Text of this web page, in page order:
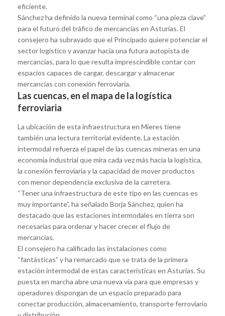
eficiente.
Sánchez ha definido la nueva terminal como “una pieza clave”
para el futuro del tráfico de mercancías en Asturias. El
consejero ha subrayado que el Principado quiere potenciar el
sector logístico y avanzar hacia una futura autopista de
mercancías, para lo que resulta imprescindible contar con
espacios capaces de cargar, descargar y almacenar
mercancías con conexión ferroviaria.
Las cuencas, en el mapa de la logística
ferroviaria
La ubicación de esta infraestructura en Mieres tiene
también una lectura territorial evidente. La estación
intermodal refuerza el papel de las cuencas mineras en una
economía industrial que mira cada vez más hacia la logística,
la conexión ferroviaria y la capacidad de mover productos
con menor dependencia exclusiva de la carretera.
“Tener una infraestructura de este tipo en las cuencas es
muy importante”, ha señalado Borja Sánchez, quien ha
destacado que las estaciones intermodales en tierra son
necesarias para ordenar y hacer crecer el flujo de
mercancías.
El consejero ha calificado las instalaciones como
“fantásticas” y ha remarcado que se trata de la primera
estación intermodal de estas características en Asturias. Su
puesta en marcha abre una nueva vía para que empresas y
operadores dispongan de un espacio preparado para
conectar producción, almacenamiento, transporte ferroviario